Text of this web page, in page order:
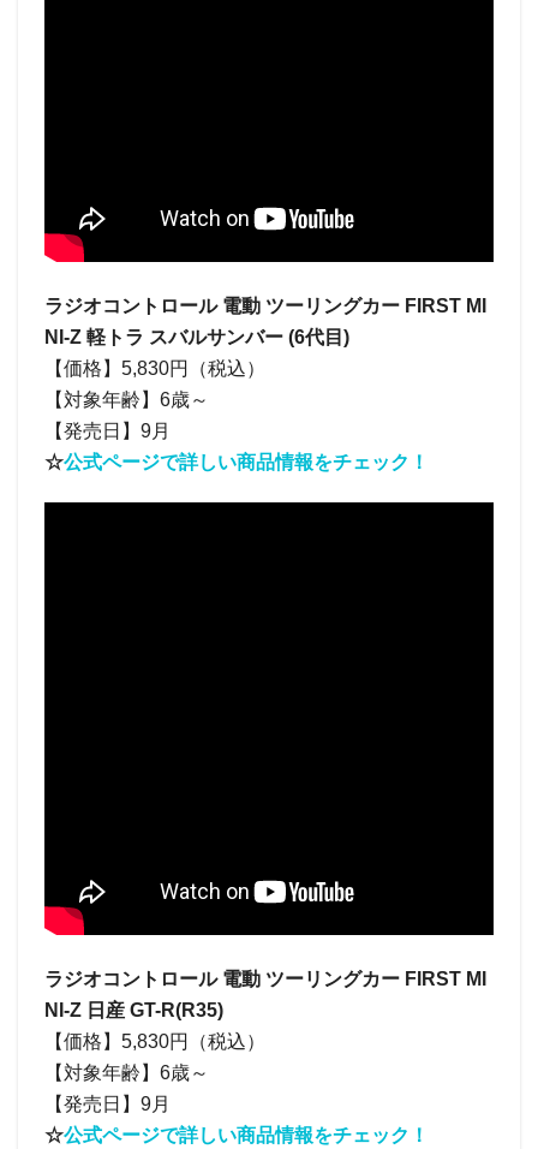
ラジオコントロール 電動 ツーリングカー FIRST MI
NI-Z 軽トラ スバルサンバー (6代目)
【価格】5,830円（税込）
【対象年齢】6歳～
【発売日】9月
☆公式ページで詳しい商品情報をチェック！
ラジオコントロール 電動 ツーリングカー FIRST MI
NI-Z 日産 GT-R(R35)
【価格】5,830円（税込）
【対象年齢】6歳～
【発売日】9月
☆公式ページで詳しい商品情報をチェック！